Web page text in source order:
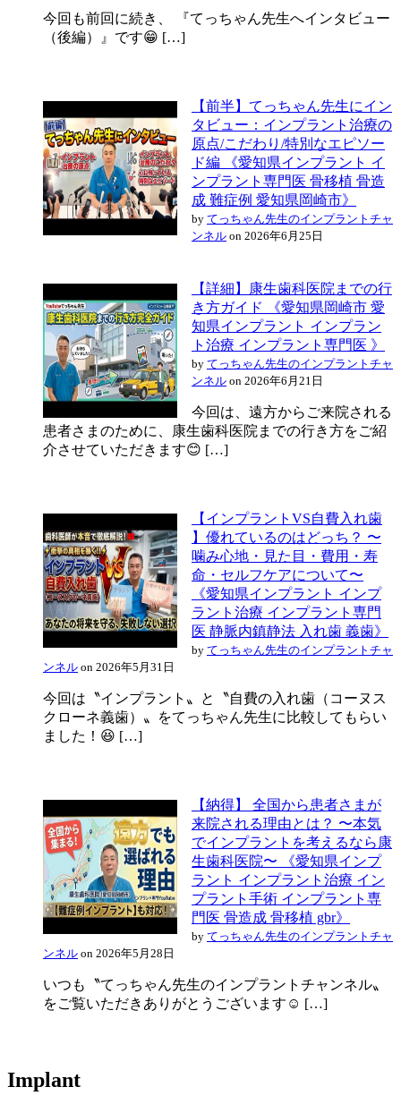
今回も前回に続き、 『てっちゃん先生へインタビュー
（後編）』です😁 […]
【前半】てっちゃん先生にイン
タビュー：インプラント治療の
原点/こだわり/特別なエピソー
ド編 《愛知県インプラント イ
ンプラント専門医 骨移植 骨造
成 難症例 愛知県岡崎市》
by てっちゃん先生のインプラントチャ
ンネル on 2026年6月25日
【詳細】康生歯科医院までの行
き方ガイド 《愛知県岡崎市 愛
知県インプラント インプラン
ト治療 インプラント専門医 》
by てっちゃん先生のインプラントチャ
ンネル on 2026年6月21日
今回は、遠方からご来院される
患者さまのために、康生歯科医院までの行き方をご紹
介させていただきます😊 […]
【インプラントVS自費入れ歯
】優れているのはどっち？ 〜
噛み心地・見た目・費用・寿
命・セルフケアについて〜
《愛知県インプラント インプ
ラント治療 インプラント専門
医 静脈内鎮静法 入れ歯 義歯》
by てっちゃん先生のインプラントチャ
ンネル on 2026年5月31日
今回は〝インプラント〟と〝自費の入れ歯（コーヌス
クローネ義歯）〟をてっちゃん先生に比較してもらい
ました！😆 […]
【納得】 全国から患者さまが
来院される理由とは？ 〜本気
でインプラントを考えるなら康
生歯科医院〜 《愛知県インプ
ラント インプラント治療 イン
プラント手術 インプラント専
門医 骨造成 骨移植 gbr》
by てっちゃん先生のインプラントチャ
ンネル on 2026年5月28日
いつも〝てっちゃん先生のインプラントチャンネル〟
をご覧いただきありがとうございます☺️ […]
Implant